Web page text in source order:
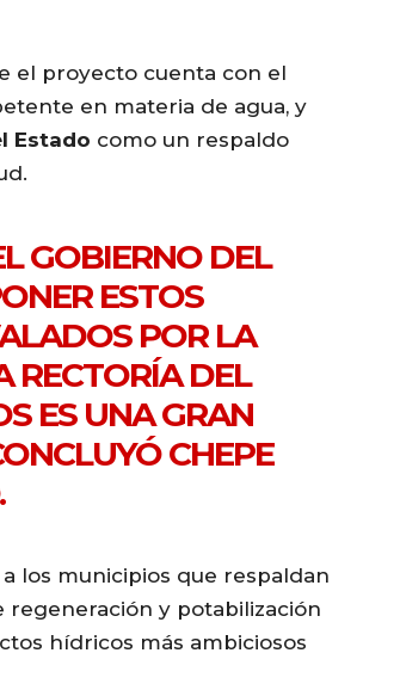
el proyecto cuenta con el
en materia de agua, y
Estado como un respaldo
GOBIERNO DEL
ESTOS
POR LA
RECTORÍA DEL
ES UNA GRAN
CHEPE
los municipios que respaldan
y potabilización
hídricos más ambiciosos